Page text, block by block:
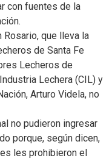
con fuentes de la
Rosario, que lleva la
de Santa Fe
Lecheros de
Lechera (CIL) y
Arturo Videla, no
no pudieron ingresar
porque, según dicen,
les prohibieron el